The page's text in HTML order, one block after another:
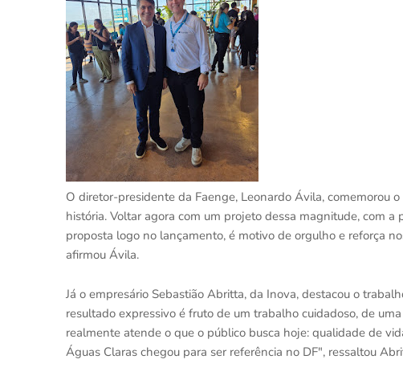
O diretor-presidente da Faenge, Leonardo Ávila, comemorou
história. Voltar agora com um projeto dessa magnitude, com
proposta logo no lançamento, é motivo de orgulho e reforça
afirmou Ávila.
Já o empresário Sebastião Abritta, da Inova, destacou o
resultado expressivo é fruto de um trabalho cuidadoso, de
realmente atende o que o público busca hoje: qualidade de
Águas Claras chegou para ser referência no DF", ressaltou